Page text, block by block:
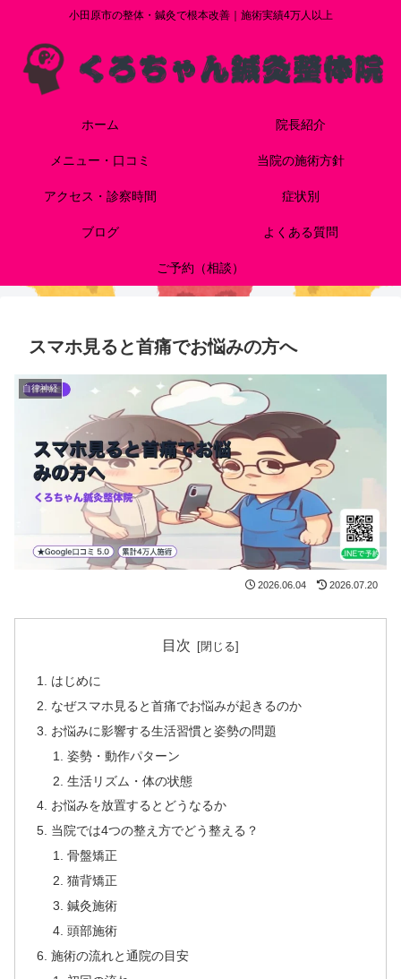
小田原市の整体・鍼灸で根本改善｜施術実績4万人以上
ホーム 院長紹介
メニュー・口コミ 当院の施術方針
アクセス・診察時間 症状別
ブログ よくある質問
ご予約（相談）
スマホ見ると首痛でお悩みの方へ
自律神経
2026.06.04 2026.07.20
目次
はじめに
なぜスマホ見ると首痛でお悩みが起きるのか
お悩みに影響する生活習慣と姿勢の問題
姿勢・動作パターン
生活リズム・体の状態
お悩みを放置するとどうなるか
当院では4つの整え方でどう整える？
骨盤矯正
猫背矯正
鍼灸施術
頭部施術
施術の流れと通院の目安